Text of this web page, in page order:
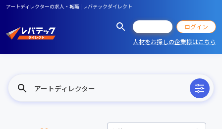
アートディレクターの求人・転職 | レバテックダイレクト
ログイン
人材をお探しの企業様はこちら
アートディレクター